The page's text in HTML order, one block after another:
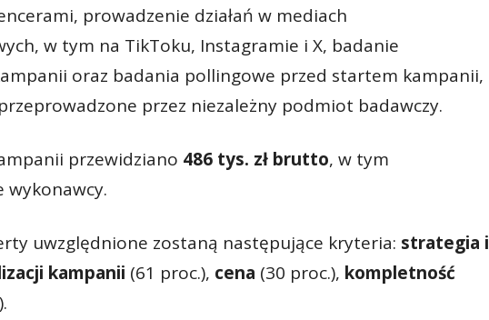
prowadzenie działań w mediach
w tym na TikToku, Instagramie i X, badanie
oraz badania pollingowe przed startem kampanii,
przez niezależny podmiot badawczy.
przewidziano 486 tys. zł brutto, w tym
wykonawcy.
uwzględnione zostaną następujące kryteria: strategia i
kampanii (61 proc.), cena (30 proc.), kompletność